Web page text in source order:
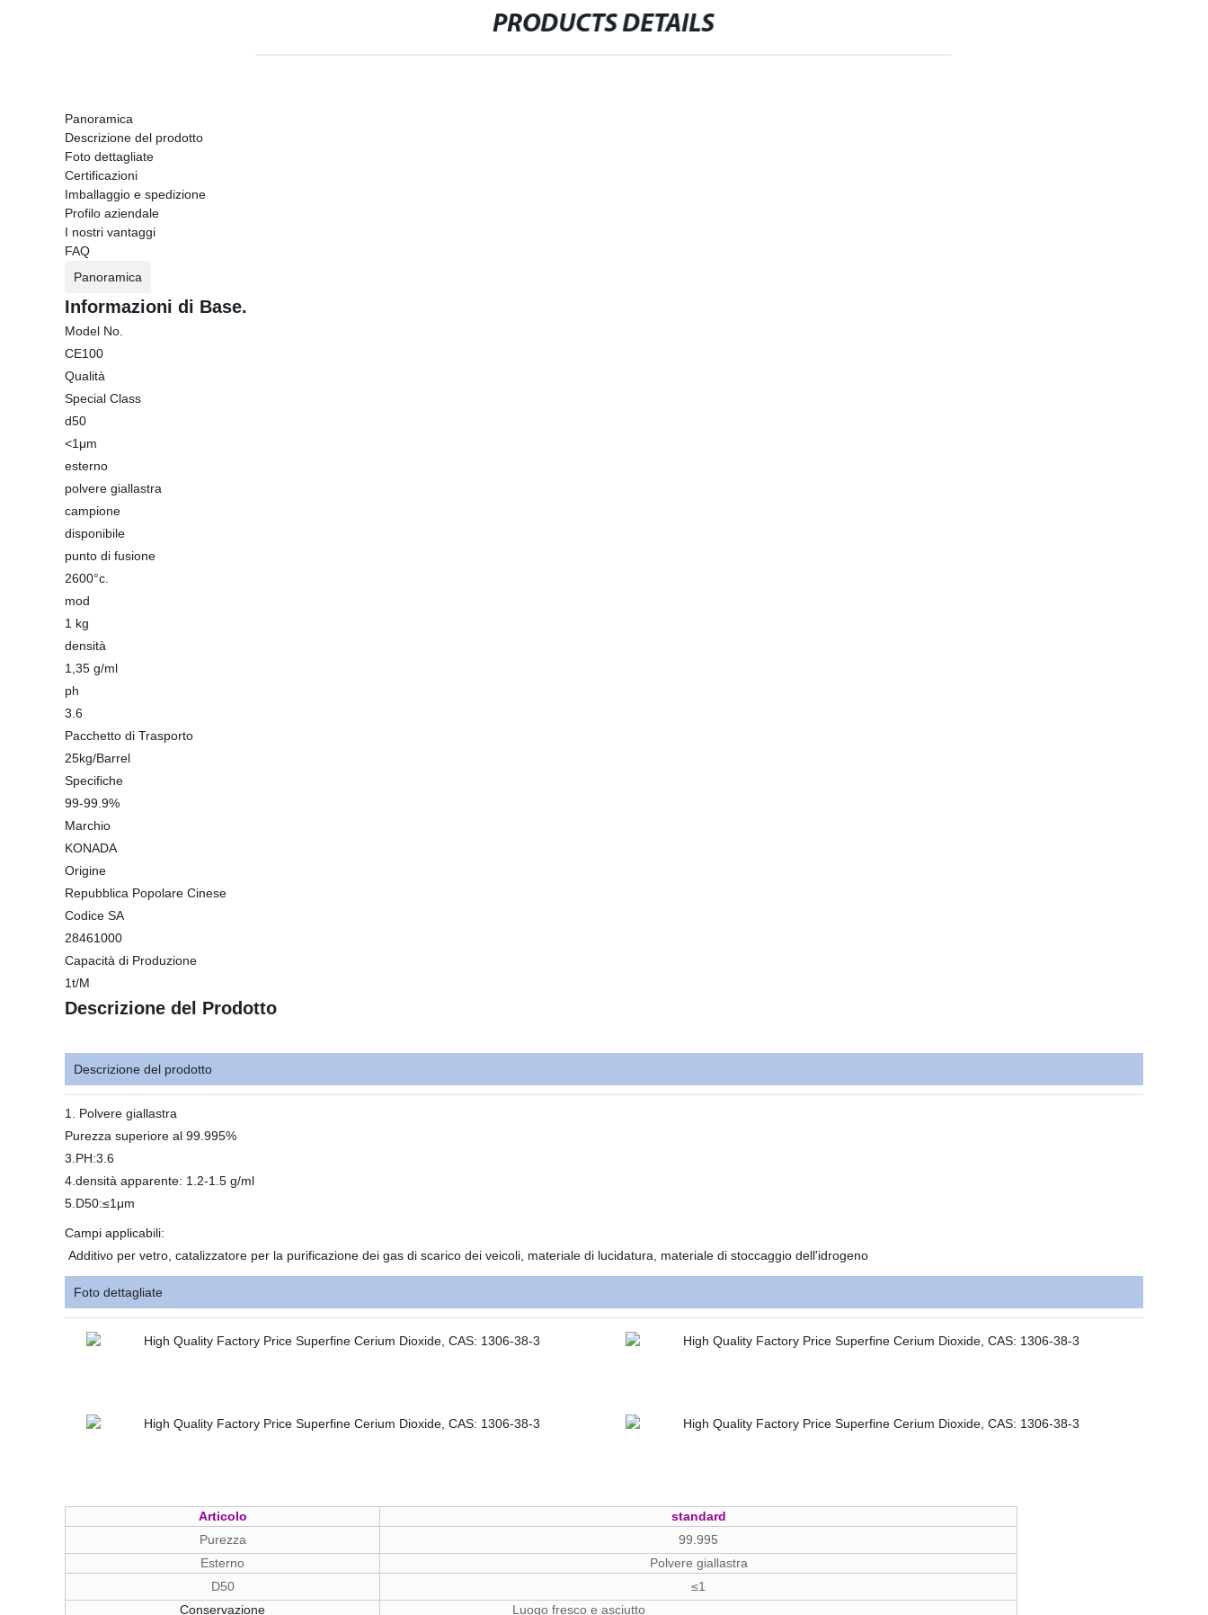
PRODUCTS DETAILS
Panoramica
Descrizione del prodotto
Foto dettagliate
Certificazioni
Imballaggio e spedizione
Profilo aziendale
I nostri vantaggi
FAQ
Panoramica
Informazioni di Base.
Model No.
CE100
Qualità
Special Class
d50
<1μm
esterno
polvere giallastra
campione
disponibile
punto di fusione
2600°c.
mod
1 kg
densità
1,35 g/ml
ph
3.6
Pacchetto di Trasporto
25kg/Barrel
Specifiche
99-99.9%
Marchio
KONADA
Origine
Repubblica Popolare Cinese
Codice SA
28461000
Capacità di Produzione
1t/M
Descrizione del Prodotto
Descrizione del prodotto
1. Polvere giallastra
Purezza superiore al 99.995%
3.PH:3.6
4.densità apparente: 1.2-1.5 g/ml
5.D50:≤1μm
Campi applicabili:
Additivo per vetro, catalizzatore per la purificazione dei gas di scarico dei veicoli, materiale di lucidatura, materiale di stoccaggio dell'idrogeno
Foto dettagliate
Articolo
standard
Purezza
99.995
Esterno
Polvere giallastra
D50
≤1
Conservazione
Luogo fresco e asciutto